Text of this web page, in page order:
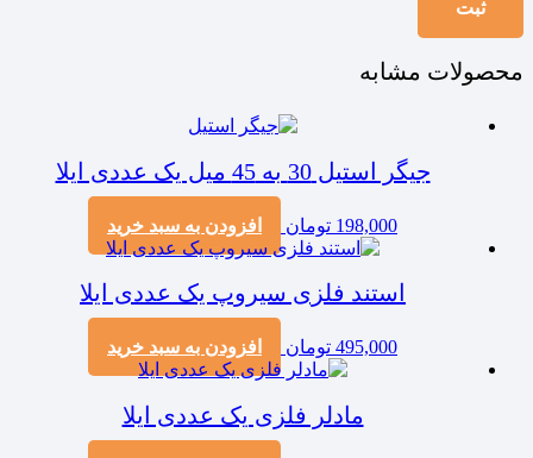
محصولات مشابه
جیگر استیل 30 به 45 میل یک عددی ایلا
198,000 تومان افزودن به سبد خرید
استند فلزی سیروپ یک عددی ایلا
495,000 تومان افزودن به سبد خرید
مادلر فلزی یک عددی ایلا